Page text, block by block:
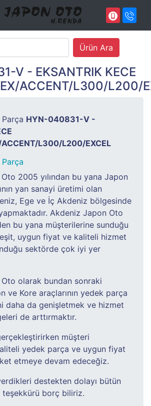
V - EKSANTRIK KECE
ACCENT/L300/L200/
HYN-040831-V -
L300/L200/EXCEL
2005 yılından bu yana Japon
yan sanayi üretimi olan
Ege ve İç Akdeniz bölgesinde
Akdeniz Japon Oto
bu yana müşterilerine sunduğu
uygun fiyat ve kaliteli hizmet
sektörde çok iyi yer
olarak bundan sonraki
ve Kore araçlarının yedek parça
daha da genişletmek ve hizmet
de arttırmaktır.
müşteri
yedek parça ve uygun fiyat
etmeye devam edeceğiz.
destekten dolayı bütün
teşekkürü borç biliriz.